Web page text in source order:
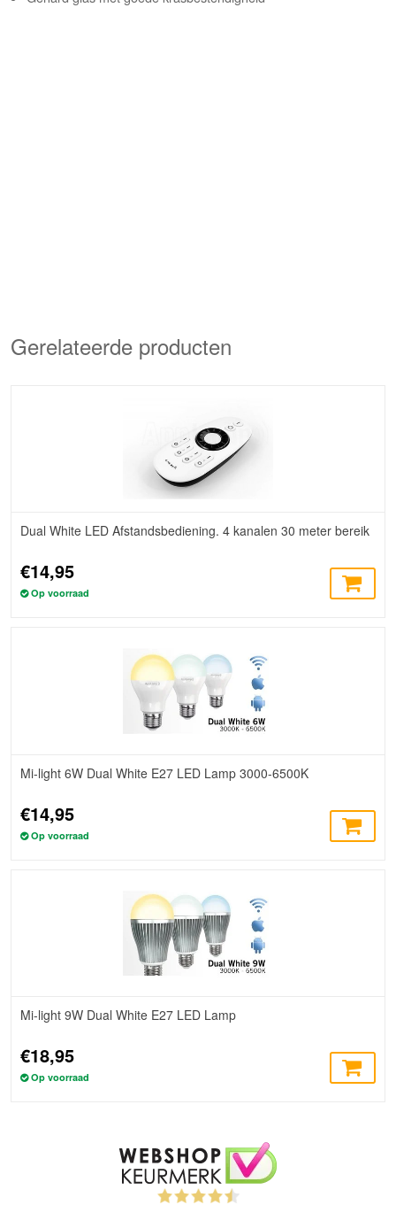
Gerelateerde producten
Dual White LED Afstandsbediening. 4 kanalen 30 meter bereik
€14,95
Op voorraad
Mi-light 6W Dual White E27 LED Lamp 3000-6500K
€14,95
Op voorraad
Mi-light 9W Dual White E27 LED Lamp
€18,95
Op voorraad